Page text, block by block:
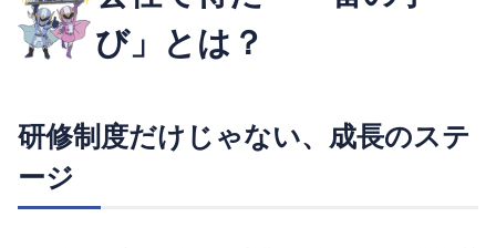
び」とは？
研修制度だけじゃない、成長のステ
ージ